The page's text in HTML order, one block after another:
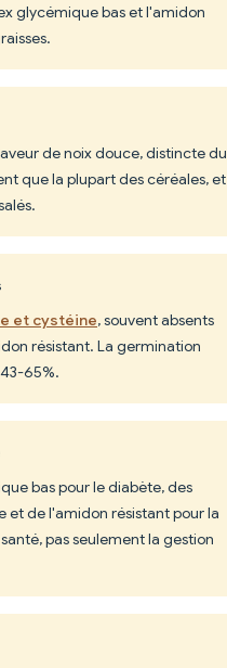
glycémique bas et l'amidon
de noix douce, distincte du
que la plupart des céréales, et
et cystéine, souvent absents
résistant. La germination
65%.
bas pour le diabète, des
et de l'amidon résistant pour la
pas seulement la gestion